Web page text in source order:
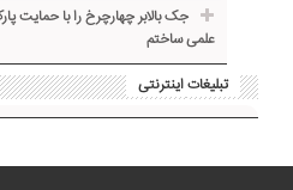
جک بالابر چهارچرخ را با حمایت
علمی ساختم
تبلیغات اینترنتی